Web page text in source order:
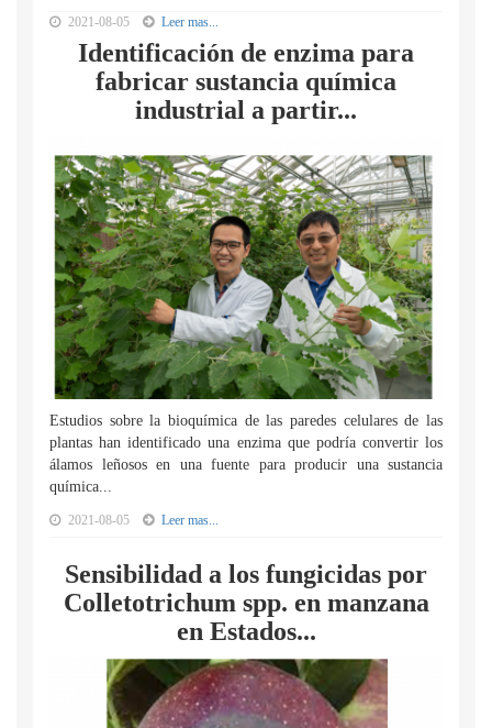
2021-08-05 Leer mas...
Identificación de enzima para
fabricar sustancia química
industrial a partir...
Estudios sobre la bioquímica de las paredes celulares de las
plantas han identificado una enzima que podría convertir los
álamos leñosos en una fuente para producir una sustancia
química...
2021-08-05 Leer mas...
Sensibilidad a los fungicidas por
Colletotrichum spp. en manzana
en Estados...